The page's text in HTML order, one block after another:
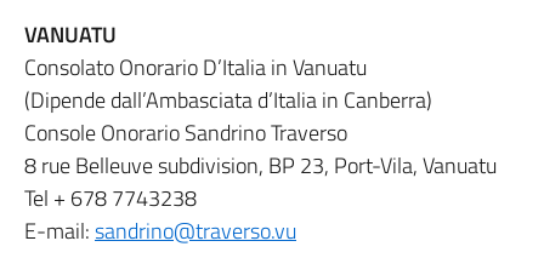
VANUATU
Consolato Onorario D’Italia in Vanuatu
(Dipende dall’Ambasciata d’Italia in Canberra)
Console Onorario Sandrino Traverso
8 rue Belleuve subdivision, BP 23, Port-Vila, Vanuatu
Tel + 678 7743238
E-mail:sandrino@traverso.vu